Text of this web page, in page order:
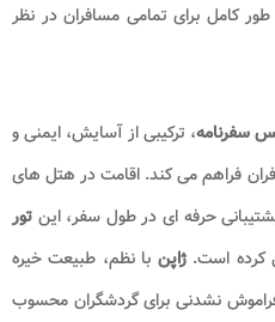
طور کامل برای تمامی مسافران در نظر
سفرنامه، ترکیبی از آسایش، ایمنی و
فراهم می‌ کند. اقامت در هتل‌ های
حرفه‌ ای در طول سفر، این تور
کرده است.ژاپن با نظم، طبیعت خیره‌
نشدنی برای گردشگران محسوب